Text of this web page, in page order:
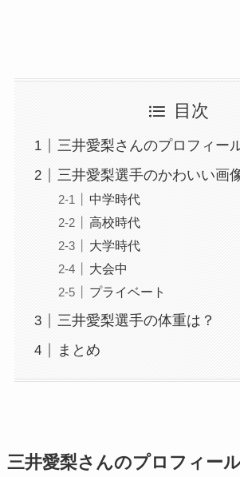
目次
三井愛梨さんのプロフィー
三井愛梨選手のかわいい画
中学時代
高校時代
大学時代
大会中
プライベート
三井愛梨選手の体重は？
まとめ
三井愛梨さんのプロフィー